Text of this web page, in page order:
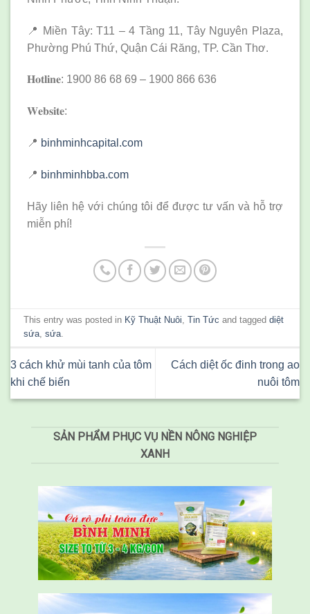
📍 Miền Tây: T11 – 4 Tầng 11, Tây Nguyên Plaza,
Phường Phú Thứ, Quận Cái Răng, TP. Cần Thơ.
𝐇𝐨𝐭𝐥𝐢𝐧𝐞: 1900 86 68 69 – 1900 866 636
𝐖𝐞𝐛𝐬𝐢𝐭𝐞:
📍 binhminhcapital.com
📍 binhminhbba.com
Hãy liên hệ với chúng tôi để được tư vấn và hỗ trợ
miễn phí!
This entry was posted in Kỹ Thuật Nuôi,Tin Tức and taggeddiệt
sứa,sứa.
3 cách khử mùi tanh của tôm
khi chế biến
Cách diệt ốc đinh trong ao
nuôi tôm
SẢN PHẨM PHỤC VỤ NỀN NÔNG NGHIỆP
XANH